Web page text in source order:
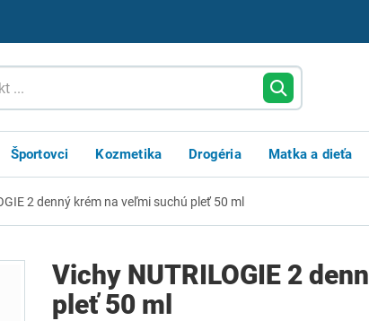
Športovci Kozmetika Drogéria Matka a dieťa
2 denný krém na veľmi suchú pleť 50 ml
Vichy NUTRILOGIE 2
pleť 50 ml